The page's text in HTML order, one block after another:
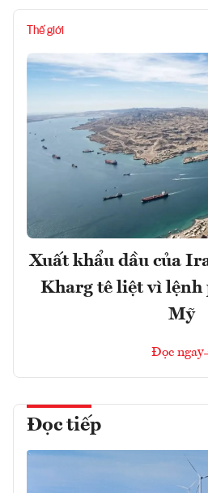
Thế giới
Xuất khẩu dầu của
Kharg tê liệt vì lệnh
Mỹ
Đọc ngay
Đọc tiếp